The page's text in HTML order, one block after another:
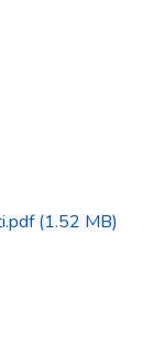
(1.52 MB)